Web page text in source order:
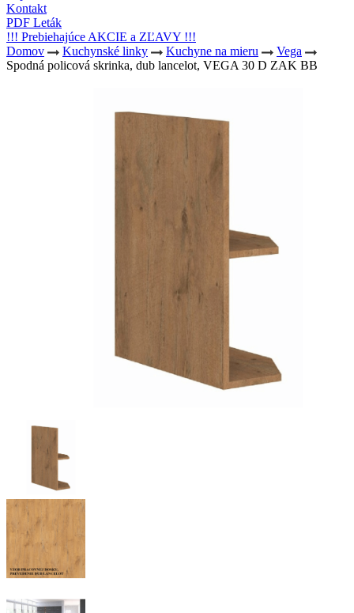
Kontakt
PDF Leták
!!! Prebiehajúce AKCIE a ZĽAVY !!!
Domov
Kuchynské linky Kuchyne na mieru
Vega
Spodná policová skrinka, dub lancelot, VEGA 30 D ZAK BB